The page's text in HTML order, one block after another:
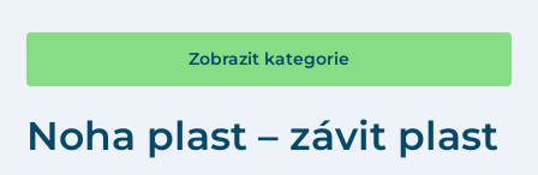
Zobrazit kategorie
Noha plast – závit plast